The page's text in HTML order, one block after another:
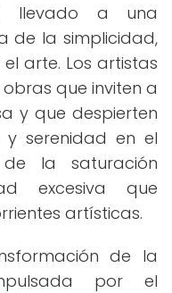
llevado a una
de la simplicidad,
arte. Los artistas
que inviten a
y que despierten
serenidad en el
de la saturación
excesiva que
artísticas.
de la
por el